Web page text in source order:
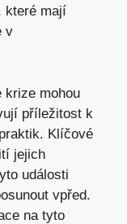
které mají
v
krize mohou
příležitost k
Klíčové
jejich
události
vpřed.
na tyto